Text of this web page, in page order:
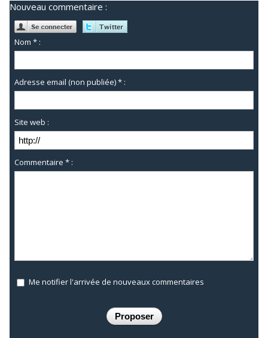
Nouveau commentaire :
Nom * :
Adresse email (non publiée) * :
Site web :
Commentaire * :
Me notifier l'arrivée de nouveaux commentaires